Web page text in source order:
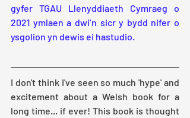
gyfer TGAU Llenyddiaeth Cymraeg o
2021 ymlaen a dwi’n sicr y bydd nifer o
ysgolion yn dewis ei hastudio.
I don't think I've seen so much 'hype' and
excitement about a Welsh book for a
long time... if ever! This book is thought